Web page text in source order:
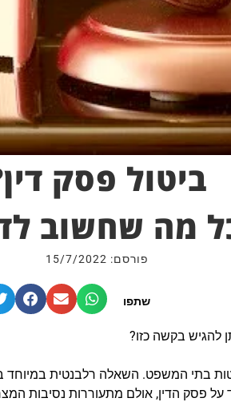
ביטול פסק
מה שחשוב
פורסם: 15/7/2022
שתפו
להגיש בקשה כזו?
בתי המשפט. השאלה רלבנטית במיוחד
פסק הדין, אולם מתעוררות נסיבות